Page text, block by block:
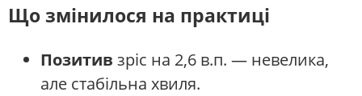
Що змінилося на практиці
Позитив зріс на 2,6 в.п. — невелика,
але стабільна хвиля.